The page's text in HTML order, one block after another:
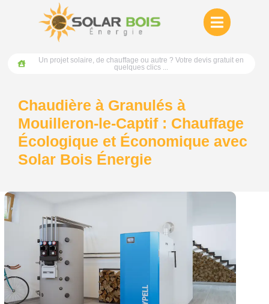
Un projet solaire, de chauffage ou autre ? Votre devis gratuit en
quelques clics ...
Chaudière à Granulés à
Mouilleron-le-Captif : Chauffage
Écologique et Économique avec
Solar Bois Énergie